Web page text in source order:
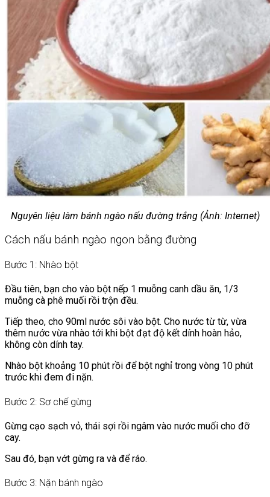
Nguyên liệu làm bánh ngào nấu đường trắng (Ảnh: Internet)
Cách nấu bánh ngào ngon bằng đường
Bước 1: Nhào bột
Đầu tiên, bạn cho vào bột nếp 1 muỗng canh dầu ăn, 1/3
muỗng cà phê muối rồi trộn đều.
Tiếp theo, cho 90ml nước sôi vào bột. Cho nước từ từ, vừa
thêm nước vừa nhào tới khi bột đạt độ kết dính hoàn hảo,
không còn dính tay.
Nhào bột khoảng 10 phút rồi để bột nghỉ trong vòng 10 phút
trước khi đem đi nặn.
Bước 2: Sơ chế gừng
Gừng cạo sạch vỏ, thái sợi rồi ngâm vào nước muối cho đỡ
cay.
Sau đó, bạn vớt gừng ra và để ráo.
Bước 3: Nặn bánh ngào